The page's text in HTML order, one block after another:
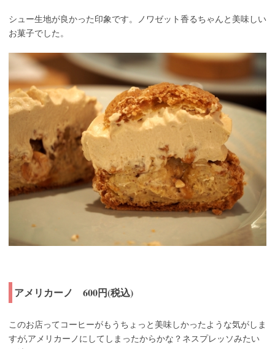
シュー生地が良かった印象です。ノワゼット香るちゃんと美味しい
お菓子でした。
アメリカーノ 600円(税込)
このお店ってコーヒーがもうちょっと美味しかったような気がしま
すが,アメリカーノにしてしまったからかな？ネスプレッソみたい